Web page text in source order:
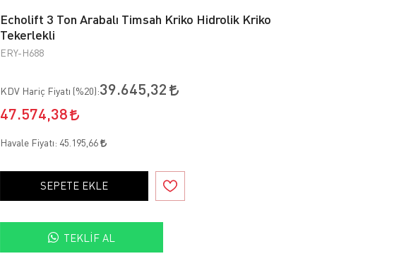
Echolift 3 Ton Arabalı Timsah Kriko Hidrolik Kriko
Tekerlekli
ERY-H688
KDV Hariç Fiyatı (%20):39.645,32
47.574,38
Havale Fiyatı: 45.195,66
SEPETE EKLE
TEKLIF AL